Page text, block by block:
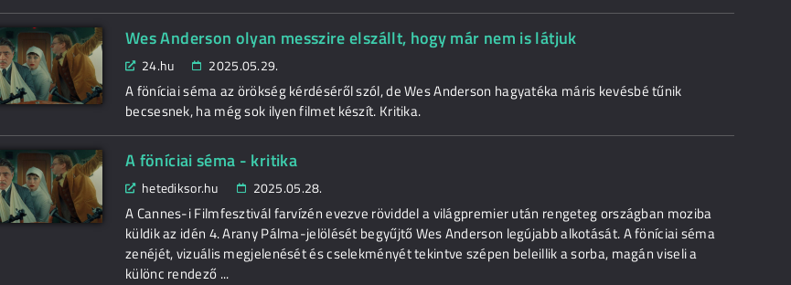
Wes Anderson olyan messzire elszállt, hogy már nem is látjuk
24.hu 2025.05.29.
A föníciai séma az örökség kérdéséről szól, de Wes Anderson hagyatéka máris kevésbé tűnik
becsesnek, ha még sok ilyen filmet készít. Kritika.
A föníciai séma - kritika
hetediksor.hu 2025.05.28.
A Cannes-i Filmfesztivál farvízén evezve röviddel a világpremier után rengeteg országban moziba
küldik az idén 4. Arany Pálma-jelölését begyűjtő Wes Anderson legújabb alkotását. A föníciai séma
zenéjét, vizuális megjelenését és cselekményét tekintve szépen beleillik a sorba, magán viseli a
különc rendező ...